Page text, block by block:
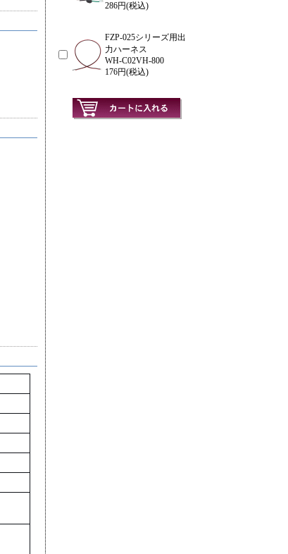
286円(税込)
FZP-025シリーズ用出
力ハーネス
WH-C02VH-800
176円(税込)